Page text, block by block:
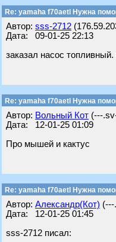
Re: yamaha f70aetl Нужна
Автор: sss-2712
Дата: 09-01-25 22:13
заказал насос
Re: yamaha f70aetl Нужна
Автор: Вольный Кот (---
Дата: 12-01-25 01:09
Про мышей и кактус
Re: yamaha f70aetl Нужна
Автор: Александр(Кот) (---
Дата: 12-01-25 01:45
sss-2712 писал: